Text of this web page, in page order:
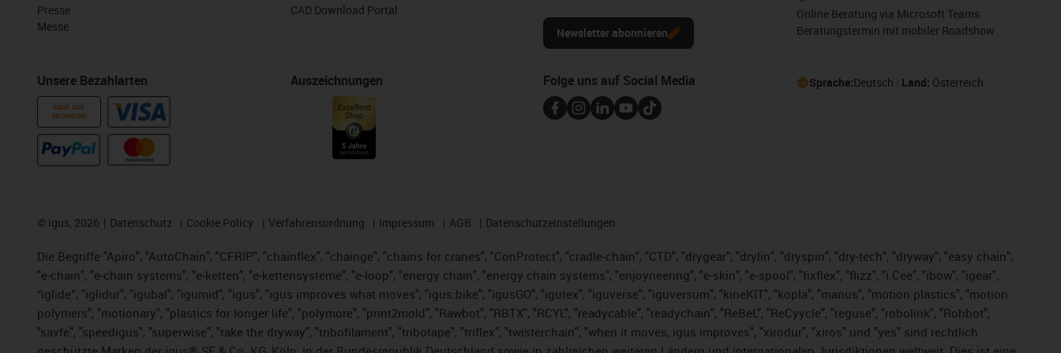
Presse
Messe
Unsere Bezahlarten
KAUF AUF
RECHNUNG
CAD Download Portal
Auszeichnungen
Newsletter abonnieren
Online Beratung via Microsoft Teams
Beratungstermin mit mobiler Roadshow
Folge uns auf Social Media Sprache:Deutsch Land: Österreich
© igus, 2026 Datenschutz Cookie Policy Verfahrensordnung Impressum AGB Datenschutzeinstellungen
Die Begriffe "Apiro", "AutoChain", "CFRIP", "chainflex", "chainge", "chains for cranes", "ConProtect", "cradle-chain", "CTD", "drygear", "drylin", "dryspin", "dry-tech", "dryway", "easy chain",
"e-chain", "e-chain systems", "e-ketten", "e-kettensysteme", "e-loop", "energy chain", "energy chain systems", "enjoyneering", "e-skin", "e-spool", "fixflex", "flizz", "i.Cee", "ibow", "igear",
“iglide”, "iglidur", "igubal", "igumid", "igus", "igus improves what moves", "igus:bike", "igusGO", "igutex", "iguverse", "iguversum", "kineKIT", "kopla", "manus", "motion plastics", "motion
polymers", "motionary", "plastics for longer life", "polymore", "print2mold", "Rawbot", "RBTX", "RCYL", "readycable", "readychain", "ReBeL", "ReCyycle", "reguse", "robolink", "Rohbot",
"savfe", "speedigus", "superwise", "take the dryway", "tribofilament", "tribotape", "triflex", "twisterchain", "when it moves, igus improves", "xirodur", "xiros" und "yes" sind rechtlich